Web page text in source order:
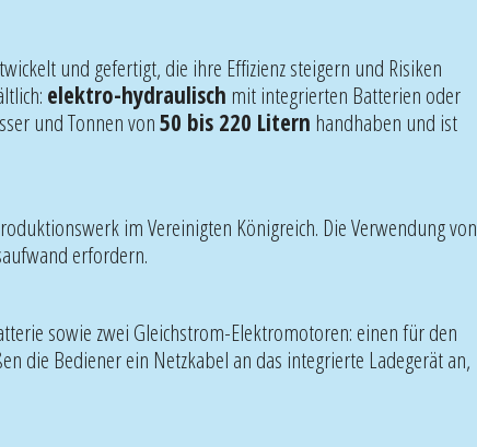
und gefertigt, die ihre Effizienz steigern und Risiken
elektro-hydraulisch mit integrierten Batterien oder
und Tonnen von50 bis 220 Litern handhaben und ist
im Vereinigten Königreich. Die Verwendung von
erfordern.
sowie zwei Gleichstrom-Elektromotoren: einen für den
die Bediener ein Netzkabel an das integrierte Ladegerät an,